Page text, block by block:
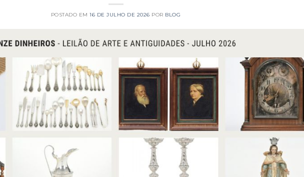
POSTADO EM16 DE JULHO DE 2026 POR BLOG